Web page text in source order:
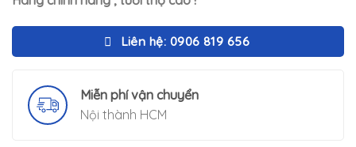
Liên hệ: 0906 819 656
Miễn phí vận chuyển
Nội thành HCM